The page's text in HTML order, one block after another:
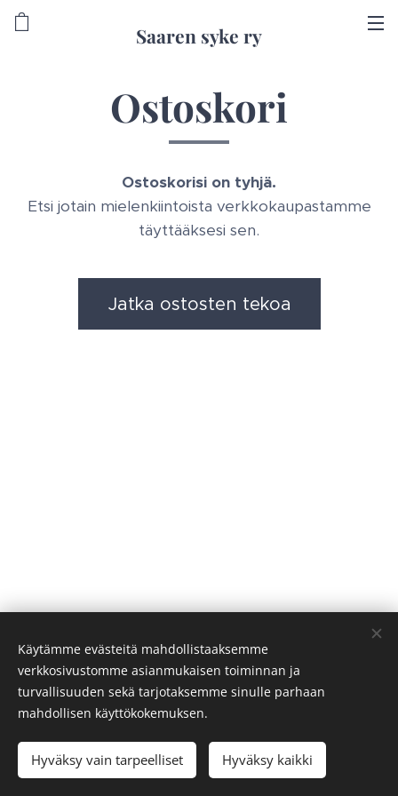
Saaren syke ry
Ostoskori
Ostoskorisi on tyhjä.
Etsi jotain mielenkiintoista verkkokaupastamme
täyttääksesi sen.
Jatka ostosten tekoa
Saaren syke ry Evästeet
Käytämme evästeitä mahdollistaaksemme
verkkosivustomme asianmukaisen toiminnan ja
turvallisuuden sekä tarjotaksemme sinulle parhaan
mahdollisen käyttökokemuksen.
Hyväksy vain tarpeelliset Hyväksy kaikki